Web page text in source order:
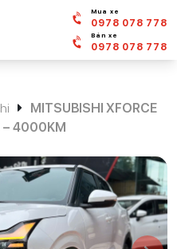
Mua xe
0978 078 778
Bán xe
0978 078 778
MITSUBISHI XFORCE
– 4000KM